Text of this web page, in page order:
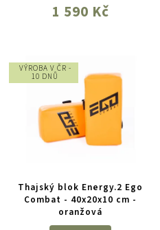
1 590 Kč
VÝROBA V ČR -
10 DNŮ
Thajský blok Energy.2 Ego
Combat - 40x20x10 cm -
oranžová